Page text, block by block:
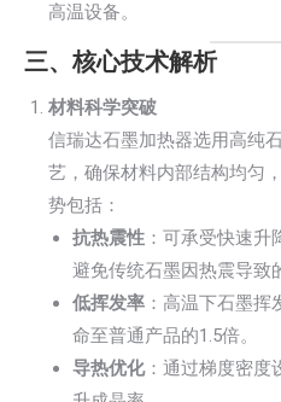
高温设备。
三、核心技术解析
材料科学突破
信瑞达石墨加热器选用高纯
艺，确保材料内部结构均匀
势包括：
抗热震性 ：可承受快速
避免传统石墨因热震导致
低挥发率 ：高温下石墨挥
命至普通产品的1.5倍。
导热优化：通过梯度密度